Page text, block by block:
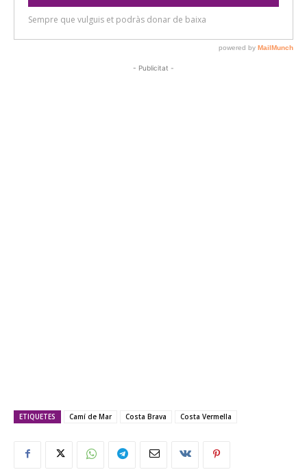
- Publicitat -
ETIQUETES Camí de Mar Costa Brava Costa Vermella